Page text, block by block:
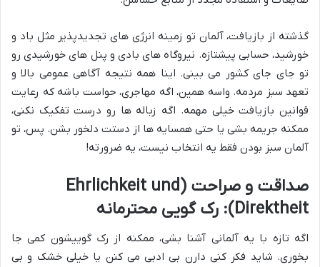
گذشته از بازیافت، آلمان تو زمینه انرژی های تجدیدپذیر مثل باد و
خورشید، حسابی پیشتازه. نیروگاه های بادی و پنل های خورشیدی رو
تو جای جای کشور می بینی. اینا همه نتیجه آگاهی عمومی بالا و
تعهد سبز مردمه. واسه همین، اگه مهاجری، حواست باشه که رعایت
قوانین بازیافت خیلی مهمه. اگه زباله ها رو درست تفکیک نکنی،
ممکنه جریمه بشی یا حتی همسایه ها از دستت دلخور بشن. پس، تو
آلمان سبز بودن فقط یه انتخاب نیست، یه ضرورته!
صداقت و صراحت (Ehrlichkeit und
Direktheit): رک گویی محترمانه
اگه تازه با یه آلمانی آشنا بشی، ممکنه از رک گوییشون کمی جا
بخوری. شاید فکر کنی دارن بی ادبی می کنن یا خیلی خشک و بی